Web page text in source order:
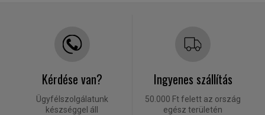
Kérdése van?
Ügyfélszolgálatunk
készséggel áll
Ingyenes szállítás
50.000 Ft felett az ország
egész területén